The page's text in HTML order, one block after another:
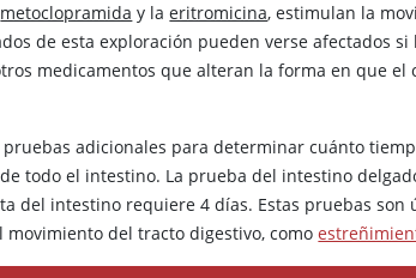
metoclopramida y laeritromicina, estimulan la
de esta exploración pueden verse afectados si
medicamentos que alteran la forma en que el
adicionales para determinar cuánto
todo el intestino. La prueba del intestino
del intestino requiere 4 días. Estas pruebas son
del tracto digestivo, como